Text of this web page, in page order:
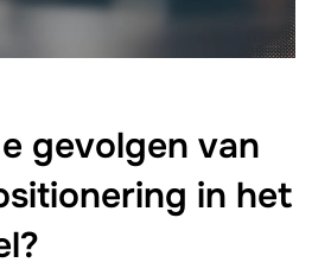
gevolgen van
in het